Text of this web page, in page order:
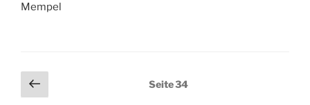
Mempel
Seitennummerierung
der
Vorherige
Seite
Seite34